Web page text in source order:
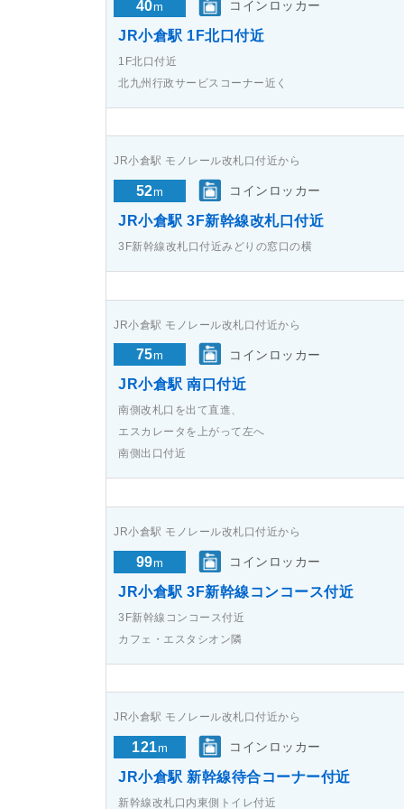
40m コインロッカー
JR小倉駅 1F北口付近
1F北口付近
北九州行政サービスコーナー近く
JR小倉駅 モノレール改札口付近から
52m コインロッカー
JR小倉駅 3F新幹線改札口付近
3F新幹線改札口付近みどりの窓口の横
JR小倉駅 モノレール改札口付近から
75m コインロッカー
JR小倉駅 南口付近
南側改札口を出て直進、
エスカレータを上がって左へ
南側出口付近
JR小倉駅 モノレール改札口付近から
99m コインロッカー
JR小倉駅 3F新幹線コンコース付近
3F新幹線コンコース付近
カフェ・エスタシオン隣
JR小倉駅 モノレール改札口付近から
121m コインロッカー
JR小倉駅 新幹線待合コーナー付近
新幹線改札口内東側トイレ付近